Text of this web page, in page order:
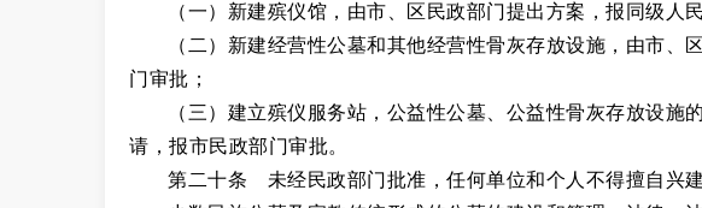
（一）新建殡仪馆，由市、区民政部门提出方案，报同级人
（二）新建经营性公墓和其他经营性骨灰存放设施，由市、
门审批；
（三）建立殡仪服务站，公益性公墓、公益性骨灰存放设施
请，报市民政部门审批。
第二十条 未经民政部门批准，任何单位和个人不得擅自兴建